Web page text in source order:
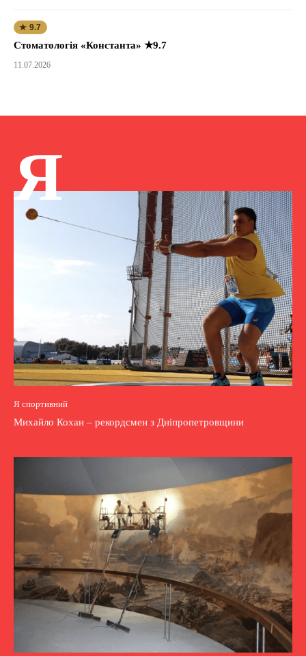
★ 9.7
Стоматологія «Константа» ★9.7
11.07.2026
Я
Я спортивний
Михайло Кохан – рекордсмен з Дніпропетровщини